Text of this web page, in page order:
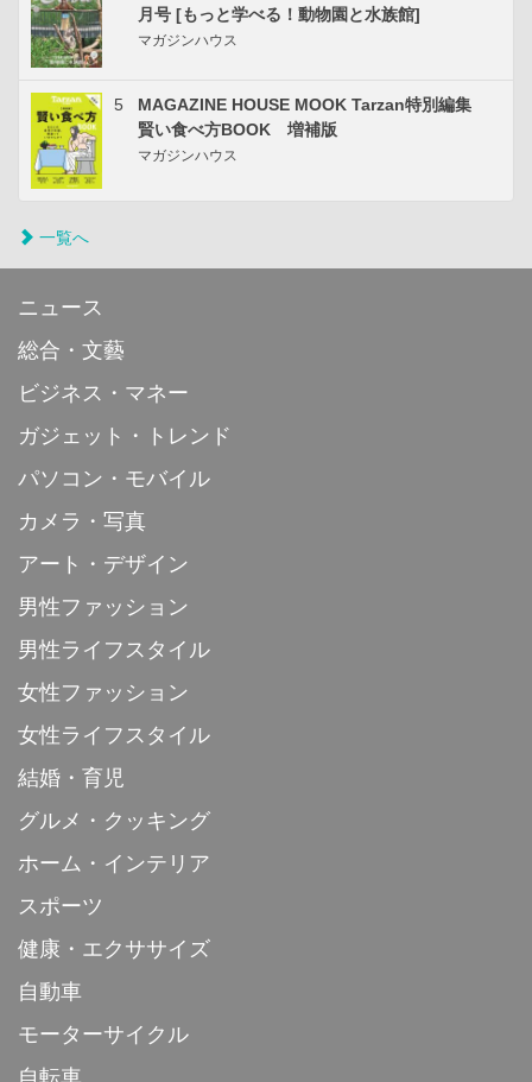
月号 [もっと学べる！動物園と水族館]
マガジンハウス
5
MAGAZINE HOUSE MOOK Tarzan特別編集
賢い食べ方BOOK 増補版
マガジンハウス
一覧へ
ニュース
総合・文藝
ビジネス・マネー
ガジェット・トレンド
パソコン・モバイル
カメラ・写真
アート・デザイン
男性ファッション
男性ライフスタイル
女性ファッション
女性ライフスタイル
結婚・育児
グルメ・クッキング
ホーム・インテリア
スポーツ
健康・エクササイズ
自動車
モーターサイクル
自転車